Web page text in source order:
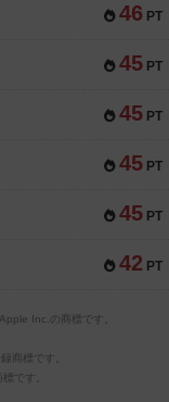
46 PT
45 PT
45 PT
45 PT
45 PT
42 PT
Inc.の商標です。
商標です。
です。